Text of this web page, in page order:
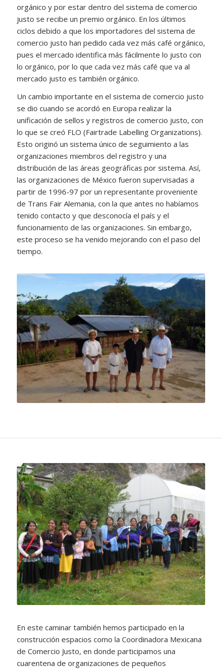
orgánico y por estar dentro del sistema de comercio
justo se recibe un premio orgánico. En los últimos
ciclos debido a que los importadores del sistema de
comercio justo han pedido cada vez más café orgánico,
pues el mercado identifica más fácilmente lo justo con
lo orgánico, por lo que cada vez más café que va al
mercado justo es también orgánico.
Un cambio importante en el sistema de comercio justo
se dio cuando se acordó en Europa realizar la
unificación de sellos y registros de comercio justo, con
lo que se creó FLO (Fairtrade Labelling Organizations).
Esto originó un sistema único de seguimiento a las
organizaciones miembros del registro y una
distribución de las áreas geográficas por sistema. Así,
las organizaciones de México fueron supervisadas a
partir de 1996-97 por un representante proveniente
de Trans Fair Alemania, con la que antes no habíamos
tenido contacto y que desconocía el país y el
funcionamiento de las organizaciones. Sin embargo,
este proceso se ha venido mejorando con el paso del
tiempo.
En este caminar también hemos participado en la
construcción espacios como la Coordinadora Mexicana
de Comercio Justo, en donde participamos una
cuarentena de organizaciones de pequeños